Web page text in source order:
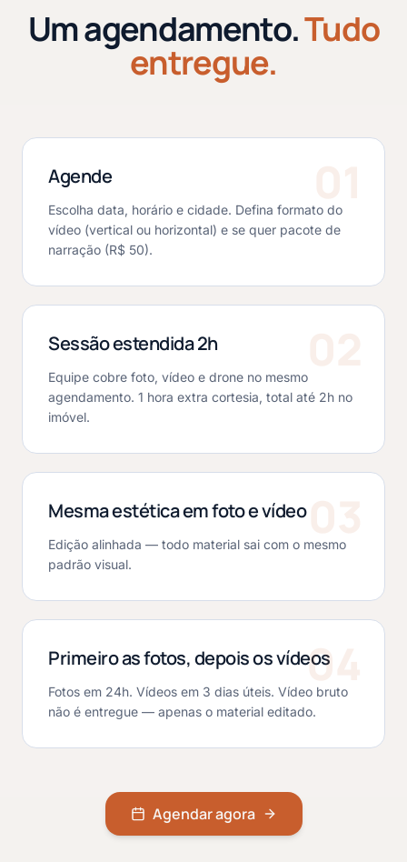
Um agendamento.Tudo
entregue.
Agende
Escolha data, horário e cidade. Defina formato do
vídeo (vertical ou horizontal) e se quer pacote de
narração (R$ 50).
Sessão estendida 2h
Equipe cobre foto, vídeo e drone no mesmo
agendamento. 1 hora extra cortesia, total até 2h no
imóvel.
Mesma estética em foto e vídeo
Edição alinhada — todo material sai com o mesmo
padrão visual.
04
Primeiro as fotos, depois os vídeos
Fotos em 24h. Vídeos em 3 dias úteis. Vídeo bruto
não é entregue — apenas o material editado.
Agendar agora